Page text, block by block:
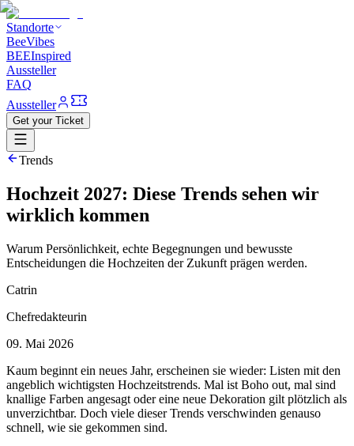
Standorte
BeeVibes
BEEInspired
Aussteller
FAQ
Aussteller
Get your Ticket
Trends
Hochzeit 2027: Diese Trends sehen wir
wirklich kommen
Warum Persönlichkeit, echte Begegnungen und bewusste
Entscheidungen die Hochzeiten der Zukunft prägen werden.
Catrin
Chefredakteurin
09. Mai 2026
Kaum beginnt ein neues Jahr, erscheinen sie wieder: Listen mit den
angeblich wichtigsten Hochzeitstrends. Mal ist Boho out, mal sind
knallige Farben angesagt oder eine neue Dekoration gilt plötzlich als
unverzichtbar. Doch viele dieser Trends verschwinden genauso
schnell, wie sie gekommen sind.